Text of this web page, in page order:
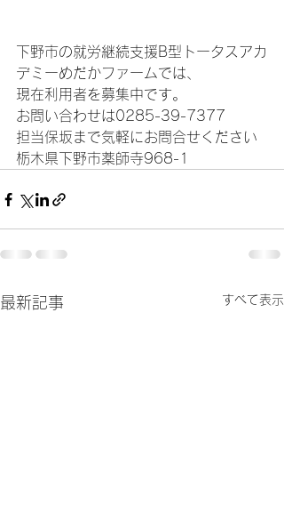
下野市の就労継続支援B型トータスアカ
デミーめだかファームでは、
現在利用者を募集中です。
お問い合わせは0285-39-7377
担当保坂まで気軽にお問合せください
栃木県下野市薬師寺968-1
最新記事 すべて表示